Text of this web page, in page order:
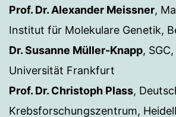
Prof. Dr. Alexander Meissner,
Institut für Molekulare Genetik,
Dr. Susanne Müller-Knapp,
Universität Frankfurt
Prof. Dr. Christoph Plass,
Krebsforschungszentrum,